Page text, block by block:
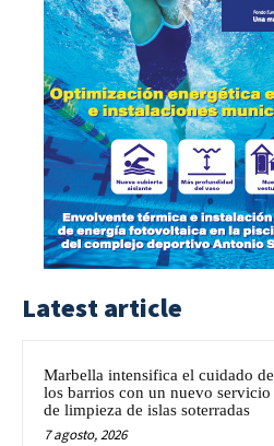
Latest article
Marbella intensifica el cuidado de
los barrios con un nuevo servicio
de limpieza de islas soterradas
7 agosto, 2026